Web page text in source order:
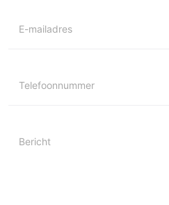
E-mailadres
Telefoonnummer
Bericht